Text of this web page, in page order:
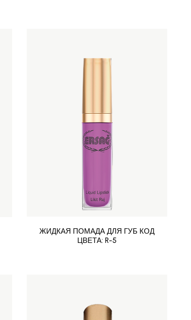
ЖИДКАЯ ПОМАДА ДЛЯ ГУБ КОД
ЦВЕТА: R-5